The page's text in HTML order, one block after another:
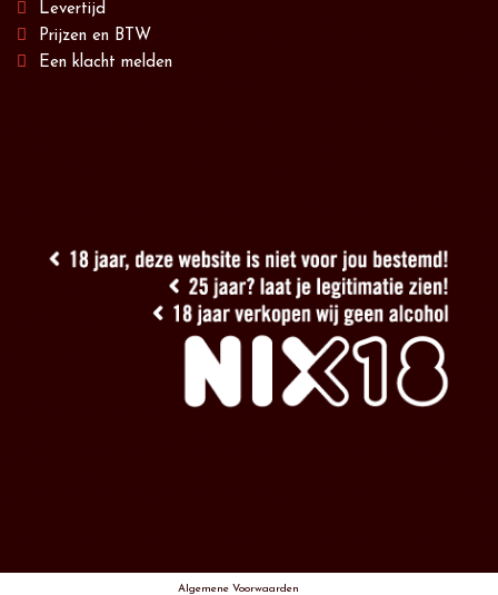
Levertijd
Prijzen en BTW
Een klacht melden
Algemene Voorwaarden